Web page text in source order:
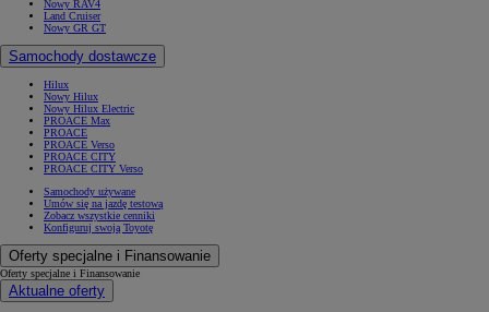
Nowy RAV4
Land Cruiser
Nowy GR GT
Samochody dostawcze
Hilux
Nowy Hilux
Nowy Hilux Electric
PROACE Max
PROACE
PROACE Verso
PROACE CITY
PROACE CITY Verso
Samochody używane
Umów się na jazdę testową
Zobacz wszystkie cenniki
Konfiguruj swoją Toyotę
Oferty specjalne i Finansowanie
Oferty specjalne i Finansowanie
Aktualne oferty